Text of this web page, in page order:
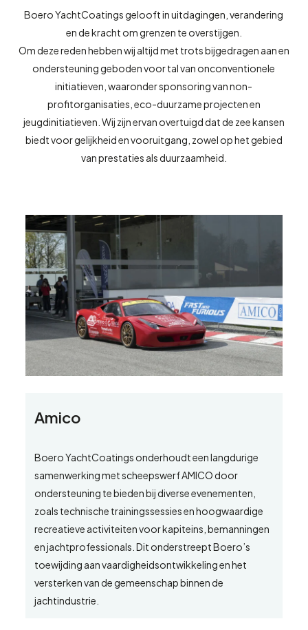
Boero YachtCoatings gelooft in uitdagingen, verandering
en de kracht om grenzen te overstijgen.
Om deze reden hebben wij altijd met trots bijgedragen aan en
ondersteuning geboden voor tal van onconventionele
initiatieven, waaronder sponsoring van non-
profitorganisaties, eco-duurzame projecten en
jeugdinitiatieven. Wij zijn ervan overtuigd dat de zee kansen
biedt voor gelijkheid en vooruitgang, zowel op het gebied
van prestaties als duurzaamheid.
Amico
Boero YachtCoatings onderhoudt een langdurige
samenwerking met scheepswerf AMICO door
ondersteuning te bieden bij diverse evenementen,
zoals technische trainingssessies en hoogwaardige
recreatieve activiteiten voor kapiteins, bemanningen
en jachtprofessionals. Dit onderstreept Boero’s
toewijding aan vaardigheidsontwikkeling en het
versterken van de gemeenschap binnen de
jachtindustrie.